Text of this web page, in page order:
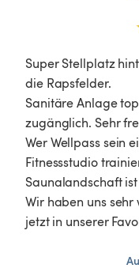
Super Stellplatz
die Rapsfelder.
Sanitäre Anlage
zugänglich. Sehr
Wer Wellpass sein
Fitnessstudio
Saunalandschaft
Wir haben uns
jetzt in unserer